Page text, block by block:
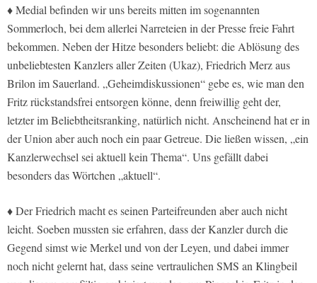
♦ Medial befinden wir uns bereits mitten im sogenannten
Sommerloch, bei dem allerlei Narreteien in der Presse freie Fahrt
bekommen. Neben der Hitze besonders beliebt: die Ablösung des
unbeliebtesten Kanzlers aller Zeiten (Ukaz), Friedrich Merz aus
Brilon im Sauerland. „Geheimdiskussionen“ gebe es, wie man den
Fritz rückstandsfrei entsorgen könne, denn freiwillig geht der,
letzter im Beliebtheitsranking, natürlich nicht. Anscheinend hat er in
der Union aber auch noch ein paar Getreue. Die ließen wissen, „ein
Kanzlerwechsel sei aktuell kein Thema“. Uns gefällt dabei
besonders das Wörtchen „aktuell“.
♦ Der Friedrich macht es seinen Parteifreunden aber auch nicht
leicht. Soeben mussten sie erfahren, dass der Kanzler durch die
Gegend simst wie Merkel und von der Leyen, und dabei immer
noch nicht gelernt hat, dass seine vertraulichen SMS an Klingbeil